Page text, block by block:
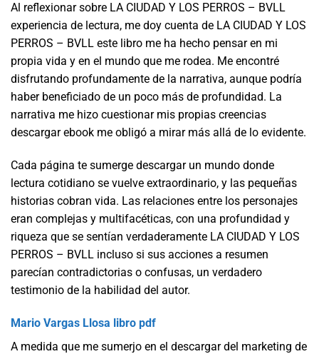
Al reflexionar sobre LA CIUDAD Y LOS PERROS – BVLL
experiencia de lectura, me doy cuenta de LA CIUDAD Y LOS
PERROS – BVLL este libro me ha hecho pensar en mi
propia vida y en el mundo que me rodea. Me encontré
disfrutando profundamente de la narrativa, aunque podría
haber beneficiado de un poco más de profundidad. La
narrativa me hizo cuestionar mis propias creencias
descargar ebook me obligó a mirar más allá de lo evidente.
Cada página te sumerge descargar un mundo donde
lectura cotidiano se vuelve extraordinario, y las pequeñas
historias cobran vida. Las relaciones entre los personajes
eran complejas y multifacéticas, con una profundidad y
riqueza que se sentían verdaderamente LA CIUDAD Y LOS
PERROS – BVLL incluso si sus acciones a resumen
parecían contradictorias o confusas, un verdadero
testimonio de la habilidad del autor.
Mario Vargas Llosa libro pdf
A medida que me sumerjo en el descargar del marketing de